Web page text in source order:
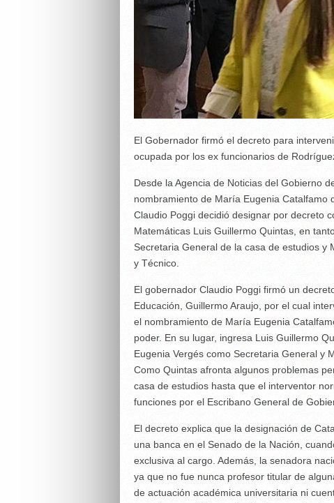
El Gobernador firmó el decreto para
ocupada por los ex funcionarios de
Desde la Agencia de Noticias del Gobierno
nombramiento de María Eugenia
Claudio Poggi decidió designar por decreto
Matemáticas Luis Guillermo Quintas, en
Secretaria General de la casa de estudios y
y Técnico.
El gobernador Claudio Poggi firmó un
Educación, Guillermo Araujo, por el cual
el nombramiento de María Eugenia
poder. En su lugar, ingresa Luis Guillermo
Eugenia Vergés como Secretaria General y
Como Quintas afronta algunos problemas
casa de estudios hasta que el interventor
funciones por el Escribano General de
El decreto explica que la designación de
una banca en el Senado de la Nación,
exclusiva al cargo. Además, la senadora
ya que no fue nunca profesor titular de
de actuación académica universitaria ni